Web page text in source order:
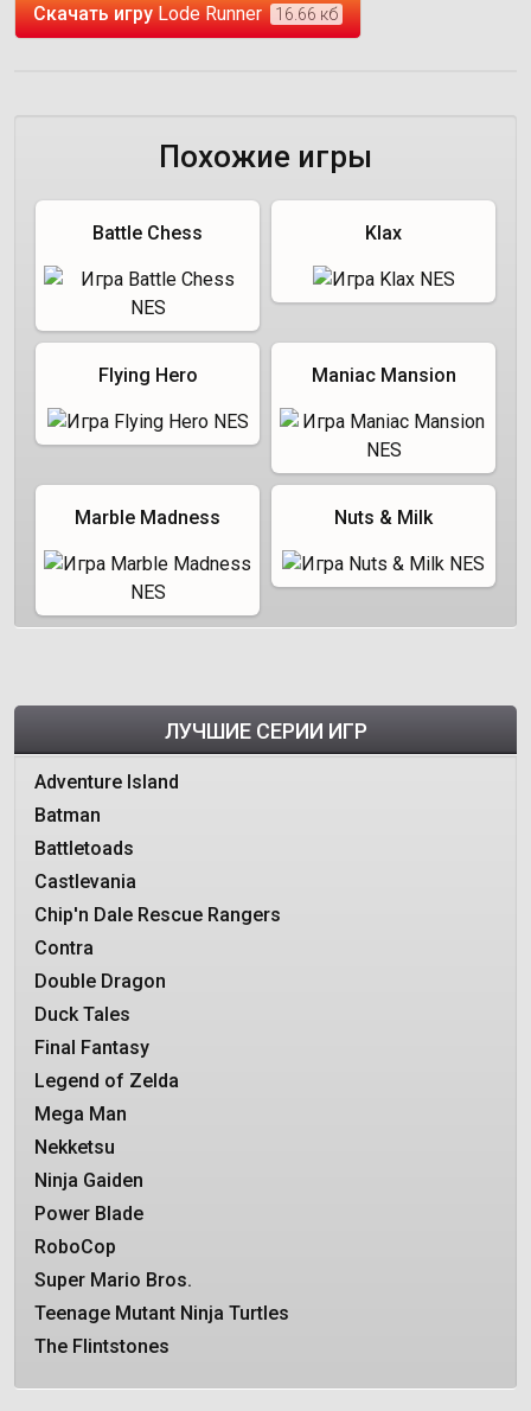
Скачать игруLode Runner 16.66 кб
Похожие игры
Battle Chess Klax
Flying Hero Maniac Mansion
Marble Madness Nuts & Milk
ЛУЧШИЕ СЕРИИ ИГР
Adventure Island
Batman
Battletoads
Castlevania
Chip'n Dale Rescue Rangers
Contra
Double Dragon
Duck Tales
Final Fantasy
Legend of Zelda
Mega Man
Nekketsu
Ninja Gaiden
Power Blade
RoboCop
Super Mario Bros.
Teenage Mutant Ninja Turtles
The Flintstones